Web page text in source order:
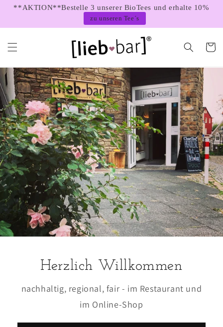
**AKTION**Bestelle 3 unserer BioTees und erhalte 10%
zu unseren Tee´s
zum
Herzlich Willkommen
nachhaltig, regional, fair - im Restaurant und
im Online-Shop